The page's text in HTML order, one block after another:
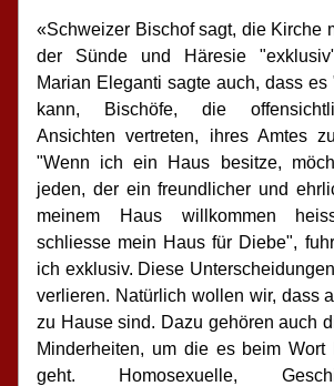
«Schweizer Bischof sagt, die Kirche
der Sünde und Häresie
Marian Eleganti sagte auch, dass
kann, Bischöfe, die
Ansichten vertreten, ihres Amtes
"Wenn ich ein Haus besitze,
jeden, der ein freundlicher und
meinem Haus willkommen
schliesse mein Haus für Diebe",
ich exklusiv. Diese
verlieren. Natürlich wollen wir, dass
zu Hause sind. Dazu gehören auch
Minderheiten, um die es beim Wort
geht. Homosexuelle,